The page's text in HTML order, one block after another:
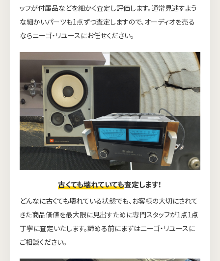
ッフが付属品などを細かく査定し評価します。通常見逃すよう
な細かいパーツも1点ずつ査定しますので、オーディオを売る
ならニーゴ・リユースにお任せください。
古くても壊れていても査定します！
どんなに古くても壊れている状態でも、お客様の大切にされて
きた商品価値を最大限に見出すために専門スタッフが1点1点
丁寧に査定いたします。諦める前にまずはニーゴ・リユースに
ご相談ください。